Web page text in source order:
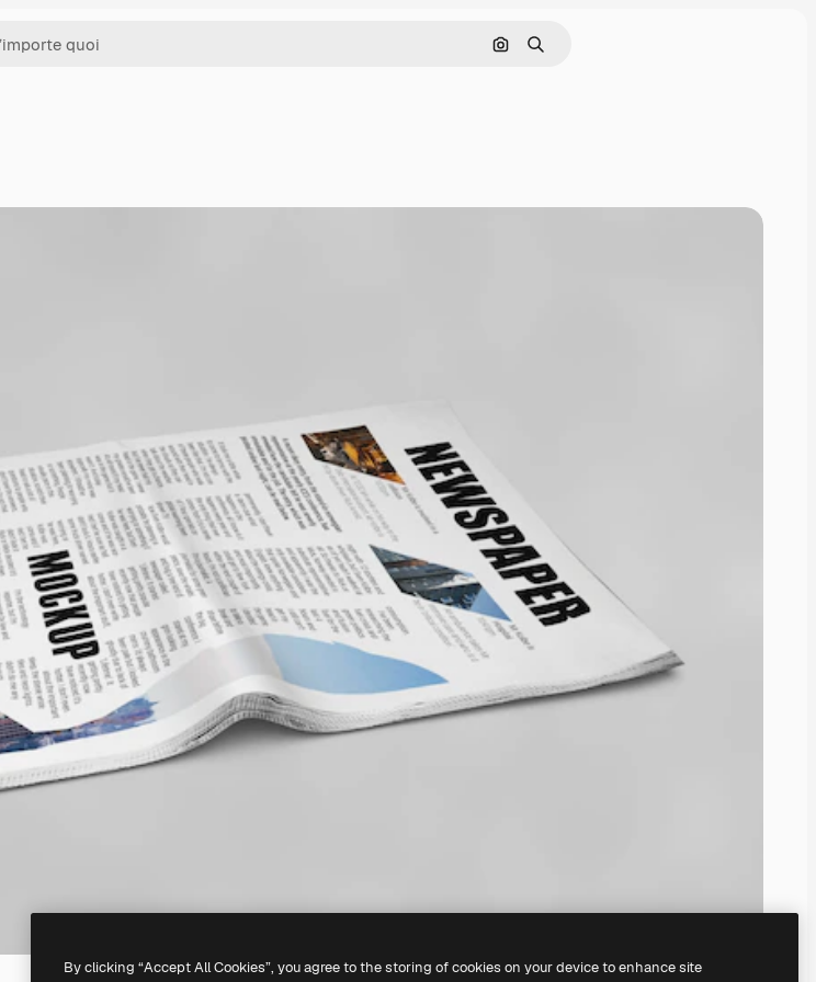
Rechercher par image
Rechercher
By clicking “Accept All Cookies”, you agree to the storing of cookies on your device to enhance site